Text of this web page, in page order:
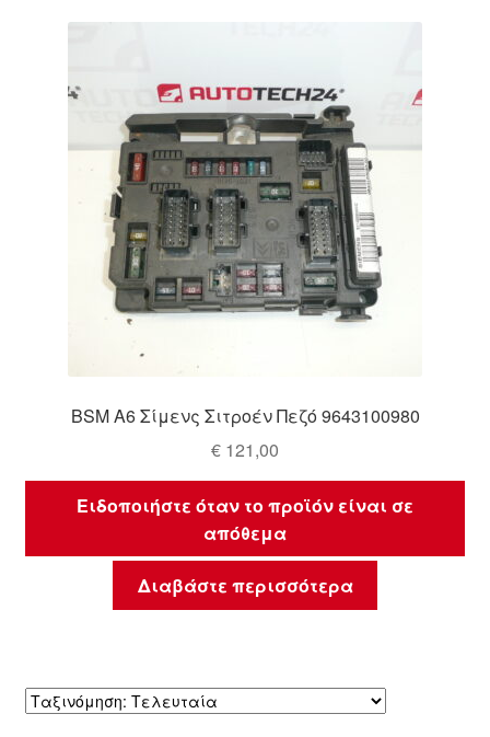
BSM A6 Σίμενς Σιτροέν Πεζό 9643100980
€ 121,00
Ειδοποιήστε όταν το προϊόν είναι σε
απόθεμα
Διαβάστε περισσότερα